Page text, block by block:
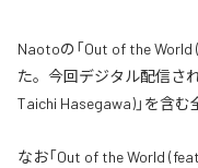
Naotoの「Out of the
た。今回デジタル配信さ
Taichi Hasegawa)」を含む
なお「Out of the World